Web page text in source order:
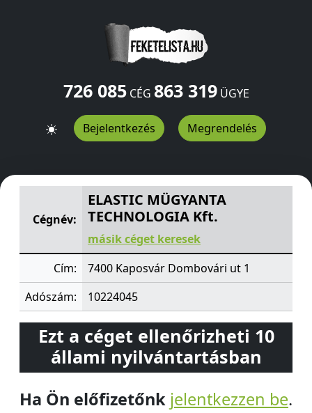
726 085CÉG 863 319ÜGYE
Bejelentkezés Megrendelés
ELASTIC MÜGYANTA TECHNOLOGIA Kft.
Cégnév:
ELASTIC MÜGYANTA
TECHNOLOGIA Kft.
másik céget keresek
Cím:
7400 Kaposvár Dombovári ut 1
Adószám:
10224045
Ezt a céget ellenőrizheti 10
állami nyilvántartásban
Ha Ön előfizetőnk jelentkezzen be.